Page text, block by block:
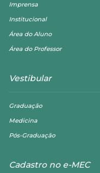
Imprensa
Institucional
Área do Aluno
Área do Professor
Vestibular
Graduação
Medicina
Pós-Graduação
Cadastro no e-MEC